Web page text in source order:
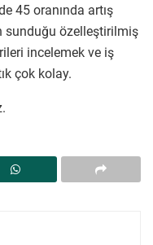
45 oranında artış
sunduğu özelleştirilmiş
incelemek ve iş
çok kolay.